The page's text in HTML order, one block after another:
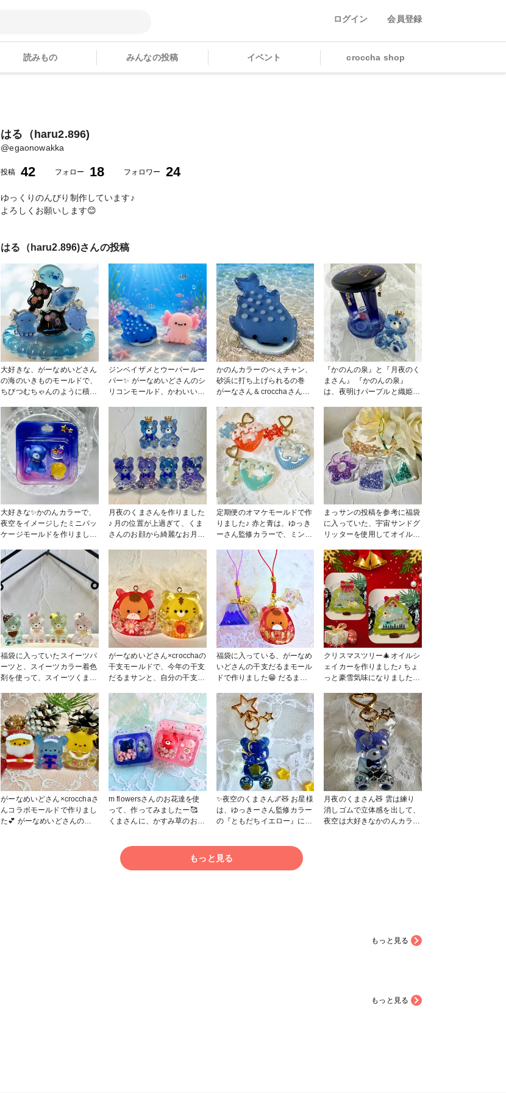
ログイン 会員登録
読みもの みんなの投稿 イベント croccha shop
はる（haru2.896)
@egaonowakka
投稿 42 フォロー 18 フォロワー 24
ゆっくりのんびり制作しています♪
よろしくお願いします😊
はる（haru2.896)さんの投稿
大好きな、がーなめいどさん
の海のいきものモールドで、
ちびつむちゃんのように積み
成途中に新レジンモニタープ
レゼントに当選したので、早
速使ってみたら気泡抜けの良
さと、透明感にビックリ‼︎ や
みつきになっちゃいました
(*^^*) 毎回、定期便で届くの
が楽しみです♡ トレーは2液
レジンで作りました♪ こちら
出来上がりはツヤツヤで、こ
ちらもリピート決定です
(≧∀≦) 背景黒の花火柄には、
いたゴールドラメを少し入れ
て夜空をキラキラさせました
☆ ブルーには、かすみ草
や、めんだこちゃんには紫陽
花を入れました♪ 反対側の写
真を掲載出来なかったので、
Instagramに投稿したいと思
います(^^)v #作家のためのレ
ジン大賞2026
ジンベイザメとウーパールー
パー✨ がーなめいどさんのシ
リコンモールド、かわいい〜
2026
かのんカラーのべぇチャン、
砂浜に打ち上げられるの巻
がーなさん＆crocchaさんコ
のんカラーのジンベイザメを
作りました✨ チャッピーに海
の背景を依頼したら、砂浜に
打ち上げられましたー🤣
『かのんの泉』と『月夜のく
まさん』 『かのんの泉』
は、夜明けパープルと織姫ピ
て、夜空と泉を表現しまし
た。 『月夜のくまさん』
は、彦星ブルーのカラーで、
雲と白いお月様を入れまし
た。 どちらも透明感と美し
いカラーを大事にしました。
コーティングが難しかったで
す💦 #かのんカラー作品コン
テスト
大好きな✨かのんカラーで、
夜空をイメージしたミニパッ
ケージモールドを作りました
白🤍で、お気に入りのくまち
ゃんを作成しました🧸 #かの
んカラー作品コンテスト
月夜のくまさんを作りました
♪ 月の位置が上過ぎて、くま
さんのお顔から綺麗なお月様
ベンジします😁 お腹から下
には、練り消しで雲☁️を入れ
ました♪ リボンは20,000福袋
のラメパウダーで綺麗なリボ
ン🎀になりました😊
#croccha福袋2026
定期便のオマケモールドで作
りました♪ 赤と青は、ゆっき
ーさん監修カラーで、ミント
色剤を使用しました💕 赤と
青は、東京ヤクルトスワロー
ズのつば九郎（2896）と、
つばみ（283）ちゃんをイメ
ージして作りました😊
まっサンの投稿を参考に福袋
に入っていた、宇宙サンドグ
リッターを使用してオイルシ
ラキラ✨グリッターが綺麗な
ので、透明の枠が合いました
🥰 #croccha福袋2026 #投稿
プレゼントキャンペーン
2026 Bコース希望💕
福袋に入っていたスイーツパ
ーツと、スイーツカラー着色
剤を使って、スイーツくまさ
#croccha福袋2026 #投稿プ
レゼントキャンペーン2026
がーなめいどさん×crocchaの
干支モールドで、今年の干支
だるまサンと、自分の干支の
ー♪ カラーはゆっきーさん監
修カラーのレッドとイエロー
✨ どちらも綺麗なお色味で大
好きです♪ #croccha福袋
2026 #投稿プレゼントキャン
ペーン2026
福袋に入っている、がーなめ
いどさんの干支だるまモール
ドで作りました😁 だるまさ
ットジェルネイルでキラキラ
華やかに出来ました✨
#croccha福袋2026 #投稿プ
レゼントキャンペーン2026
クリスマスツリー🎄オイルシ
ェイカーを作りました♪ ちょ
っと豪雪気味になりました🤣
2025
がーなめいどさん×crocchaさ
んコラボモールドで作りまし
た💕 がーなめいどさんのキ
m flowersさんのお花達を使
って、作ってみましたー🥰
くまさんに、かすみ草のお布
いかなぁ⁈と思い、あえて蓋
をしませんでした😁 #クリス
✨夜空のくまさん🌌🧸 お星様
は、ゆっきーさん監修カラー
の『ともだちイエロー』にラ
ョンにしました😊 どちらの
カラーもお気に入りです🥰 #
月夜のくまさん🧸 雲は練り
消しゴムで立体感を出して、
夜空は大好きなかのんカラー
もっと見る
もっと見る
もっと見る